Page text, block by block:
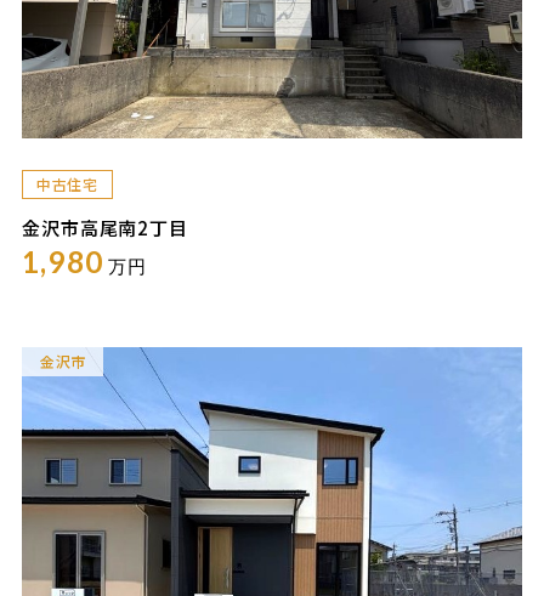
中古住宅
金沢市高尾南2丁目
1,980 万円
金沢市